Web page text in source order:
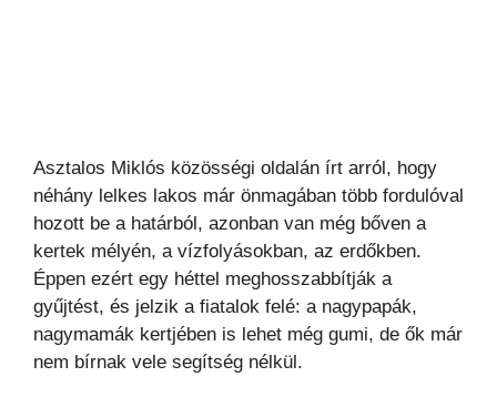
Asztalos Miklós közösségi oldalán írt arról, hogy
néhány lelkes lakos már önmagában több fordulóval
hozott be a határból, azonban van még bőven a
kertek mélyén, a vízfolyásokban, az erdőkben.
Éppen ezért egy héttel meghosszabbítják a
gyűjtést, és jelzik a fiatalok felé: a nagypapák,
nagymamák kertjében is lehet még gumi, de ők már
nem bírnak vele segítség nélkül.